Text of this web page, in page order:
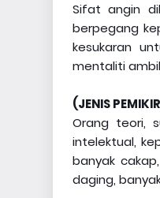
Sifat angin
berpegang
kesukaran
mentaliti
(JENIS
Orang teori,
intelektual,
banyak
daging,